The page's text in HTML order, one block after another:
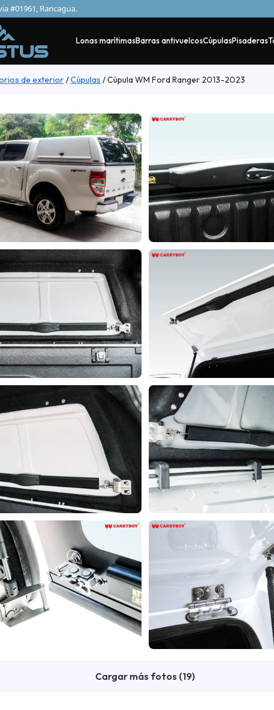
#01961, Rancagua.
Lonas marítimasBarras antivuelcosCúpulasPisaderas
de exterior/Cúpulas /Cúpula WM Ford Ranger 2013-2023
Cargar más fotos (19)